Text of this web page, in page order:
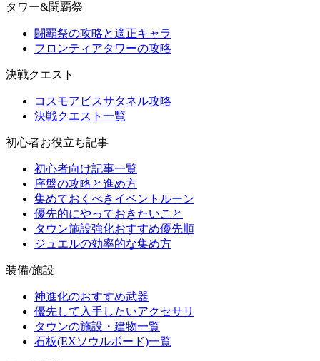
タワー&闘覇祭
闘覇祭の攻略と適正キャラ
フロンティアタワーの攻略
決戦クエスト
コスモアビスサタネル攻略
決戦クエスト一覧
初心者お役立ち記事
初心者向け記事一覧
序盤の攻略と進め方
集めておくべきイベントルーン
優先的にやっておきたいこと
タウン施設強化おすすめ優先順
ジュエルの効率的な集め方
装備/施設
神進化のおすすめ武器
優先して入手したいアクセサリ
タウンの施設・建物一覧
石板(EXソウルボード)一覧